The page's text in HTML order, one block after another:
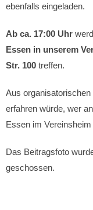
ebenfalls eingeladen.
Ab ca. 17:00 Uhr
Essen in unserem
Str. 100 treffen.
Aus
erfahren würde, wer
Essen im
Das Beitragsfoto
geschossen.